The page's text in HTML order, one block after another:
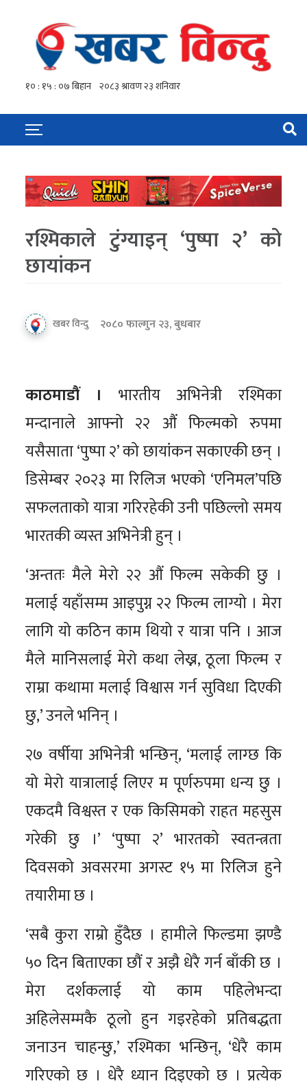
रश्मिकाले टुंग्याइन् ‘पुष्पा २’ को
छायांकन
खबर विन्दु २०८० फाल्गुन २३, बुधबार
काठमाडौं । भारतीय अभिनेत्री रश्मिका
मन्दानाले आफ्नो २२ औं फिल्मको रुपमा
यसैसाता ‘पुष्पा २’ को छायांकन सकाएकी छन् ।
डिसेम्बर २०२३ मा रिलिज भएको ‘एनिमल’पछि
सफलताको यात्रा गरिरहेकी उनी पछिल्लो समय
भारतकी व्यस्त अभिनेत्री हुन् ।
‘अन्ततः मैले मेरो २२ औं फिल्म सकेकी छु ।
मलाई यहाँसम्म आइपुग्न २२ फिल्म लाग्यो । मेरा
लागि यो कठिन काम थियो र यात्रा पनि । आज
मैले मानिसलाई मेरो कथा लेख्न, ठूला फिल्म र
राम्रा कथामा मलाई विश्वास गर्न सुविधा दिएकी
छु,’ उनले भनिन् ।
२७ वर्षीया अभिनेत्री भन्छिन्, ‘मलाई लाग्छ कि
यो मेरो यात्रालाई लिएर म पूर्णरुपमा धन्य छु ।
एकदमै विश्वस्त र एक किसिमको राहत महसुस
गरेकी छु ।’ ‘पुष्पा २’ भारतको स्वतन्त्रता
दिवसको अवसरमा अगस्ट १५ मा रिलिज हुने
तयारीमा छ ।
‘सबै कुरा राम्रो हुँदैछ । हामीले फिल्डमा झण्डै
५० दिन बिताएका छौं र अझै धेरै गर्न बाँकी छ ।
मेरा दर्शकलाई यो काम पहिलेभन्दा
अहिलेसम्मकै ठूलो हुन गइरहेको प्रतिबद्धता
जनाउन चाहन्छु,’ रश्मिका भन्छिन्, ‘धेरै काम
गरिएको छ । धेरै ध्यान दिइएको छ । प्रत्येक